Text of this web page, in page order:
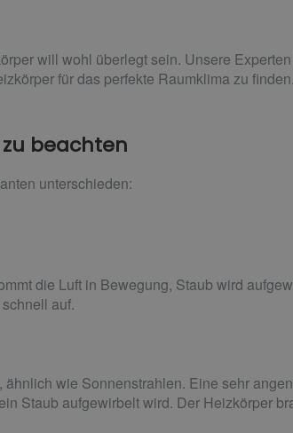
will wohl überlegt sein. Unsere
für das perfekte Raumklima zu finden.
beachten
unterschieden:
die Luft in Bewegung, Staub wird
auf.
wie Sonnenstrahlen. Eine sehr
Staub aufgewirbelt wird. Der Heizkörper